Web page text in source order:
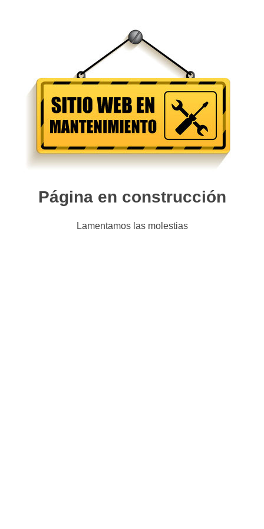
Página en construcción
Lamentamos las molestias